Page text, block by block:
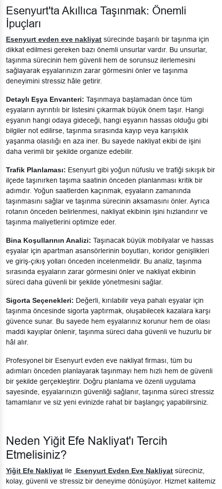
Esenyurt'ta Akıllıca Taşınmak: Önemli
İpuçları
Esenyurt evden eve nakliyat sürecinde başarılı bir taşınma için
dikkat edilmesi gereken bazı önemli unsurlar vardır. Bu unsurlar,
taşınma sürecinin hem güvenli hem de sorunsuz ilerlemesini
sağlayarak eşyalarınızın zarar görmesini önler ve taşınma
deneyimini stressiz hâle getirir.
Detaylı Eşya Envanteri: Taşınmaya başlamadan önce tüm
eşyaların ayrıntılı bir listesini çıkarmak büyük önem taşır. Hangi
eşyanın hangi odaya gideceği, hangi eşyanın hassas olduğu gibi
bilgiler not edilirse, taşınma sırasında kayıp veya karışıklık
yaşanma olasılığı en aza iner. Bu sayede nakliyat ekibi de işini
daha verimli bir şekilde organize edebilir.
Trafik Planlaması: Esenyurt gibi yoğun nüfuslu ve trafiği sıkışık bir
ilçede taşınırken taşıma saatinin önceden planlanması kritik bir
adımdır. Yoğun saatlerden kaçınmak, eşyaların zamanında
taşınmasını sağlar ve taşınma sürecinin aksamasını önler. Ayrıca
rotanın önceden belirlenmesi, nakliyat ekibinin işini hızlandırır ve
taşınma maliyetlerini optimize eder.
Bina Koşullarının Analizi: Taşınacak büyük mobilyalar ve hassas
eşyalar için apartman asansörlerinin boyutları, koridor genişlikleri
ve giriş-çıkış yolları önceden incelenmelidir. Bu analiz, taşınma
sırasında eşyaların zarar görmesini önler ve nakliyat ekibinin
süreci daha güvenli bir şekilde yönetmesini sağlar.
Sigorta Seçenekleri: Değerli, kırılabilir veya pahalı eşyalar için
taşınma öncesinde sigorta yaptırmak, oluşabilecek kazalara karşı
güvence sunar. Bu sayede hem eşyalarınız korunur hem de olası
maddi kayıplar önlenir, taşınma süreci daha güvenli ve huzurlu bir
hâl alır.
Profesyonel bir Esenyurt evden eve nakliyat firması, tüm bu
adımları önceden planlayarak taşınmayı hem hızlı hem de güvenli
bir şekilde gerçekleştirir. Doğru planlama ve özenli uygulama
sayesinde, eşyalarınızın güvenliği sağlanır, taşınma süreci stressiz
tamamlanır ve siz yeni evinizde rahat bir başlangıç yapabilirsiniz.
Neden Yiğit Efe Nakliyat'ı Tercih
Etmelisiniz?
Yiğit Efe Nakliyat ile Esenyurt Evden Eve Nakliyat süreciniz,
kolay, güvenli ve stressiz bir deneyime dönüşüyor. Hizmet kalitemiz